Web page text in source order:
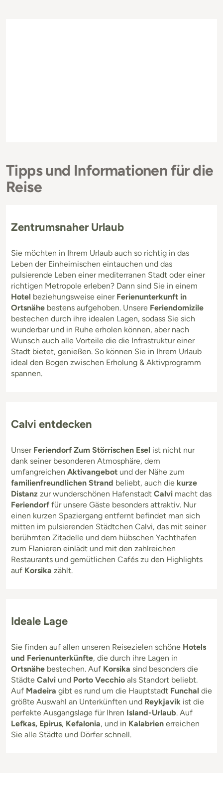
Tipps und Informationen für die
Reise
Zentrumsnaher Urlaub
Sie möchten in Ihrem Urlaub auch so richtig in das
Leben der Einheimischen eintauchen und das
pulsierende Leben einer mediterranen Stadt oder einer
richtigen Metropole erleben? Dann sind Sie in einem
Hotel beziehungsweise einer Ferienunterkunft in
Ortsnähe bestens aufgehoben. Unsere Feriendomizile
bestechen durch ihre idealen Lagen, sodass Sie sich
wunderbar und in Ruhe erholen können, aber nach
Wunsch auch alle Vorteile die die Infrastruktur einer
Stadt bietet, genießen. So können Sie in Ihrem Urlaub
ideal den Bogen zwischen Erholung & Aktivprogramm
spannen.
Calvi entdecken
Unser Feriendorf Zum Störrischen Esel ist nicht nur
dank seiner besonderen Atmosphäre, dem
umfangreichen Aktivangebot und der Nähe zum
familienfreundlichen Strand beliebt, auch die kurze
Distanz zur wunderschönen Hafenstadt Calvi macht das
Feriendorf für unsere Gäste besonders attraktiv. Nur
einen kurzen Spaziergang entfernt befindet man sich
mitten im pulsierenden Städtchen Calvi, das mit seiner
berühmten Zitadelle und dem hübschen Yachthafen
zum Flanieren einlädt und mit den zahlreichen
Restaurants und gemütlichen Cafés zu den Highlights
auf Korsika zählt.
Ideale Lage
Sie finden auf allen unseren Reisezielen schöne Hotels
und Ferienunterkünfte, die durch ihre Lagen in
Ortsnähe bestechen. Auf Korsika sind besonders die
Städte Calvi und Porto Vecchio als Standort beliebt.
Auf Madeira gibt es rund um die Hauptstadt Funchal die
größte Auswahl an Unterkünften und Reykjavik ist die
perfekte Ausgangslage für Ihren Island-Urlaub. Auf
Lefkas, Epirus, Kefalonia, und in Kalabrien erreichen
Sie alle Städte und Dörfer schnell.